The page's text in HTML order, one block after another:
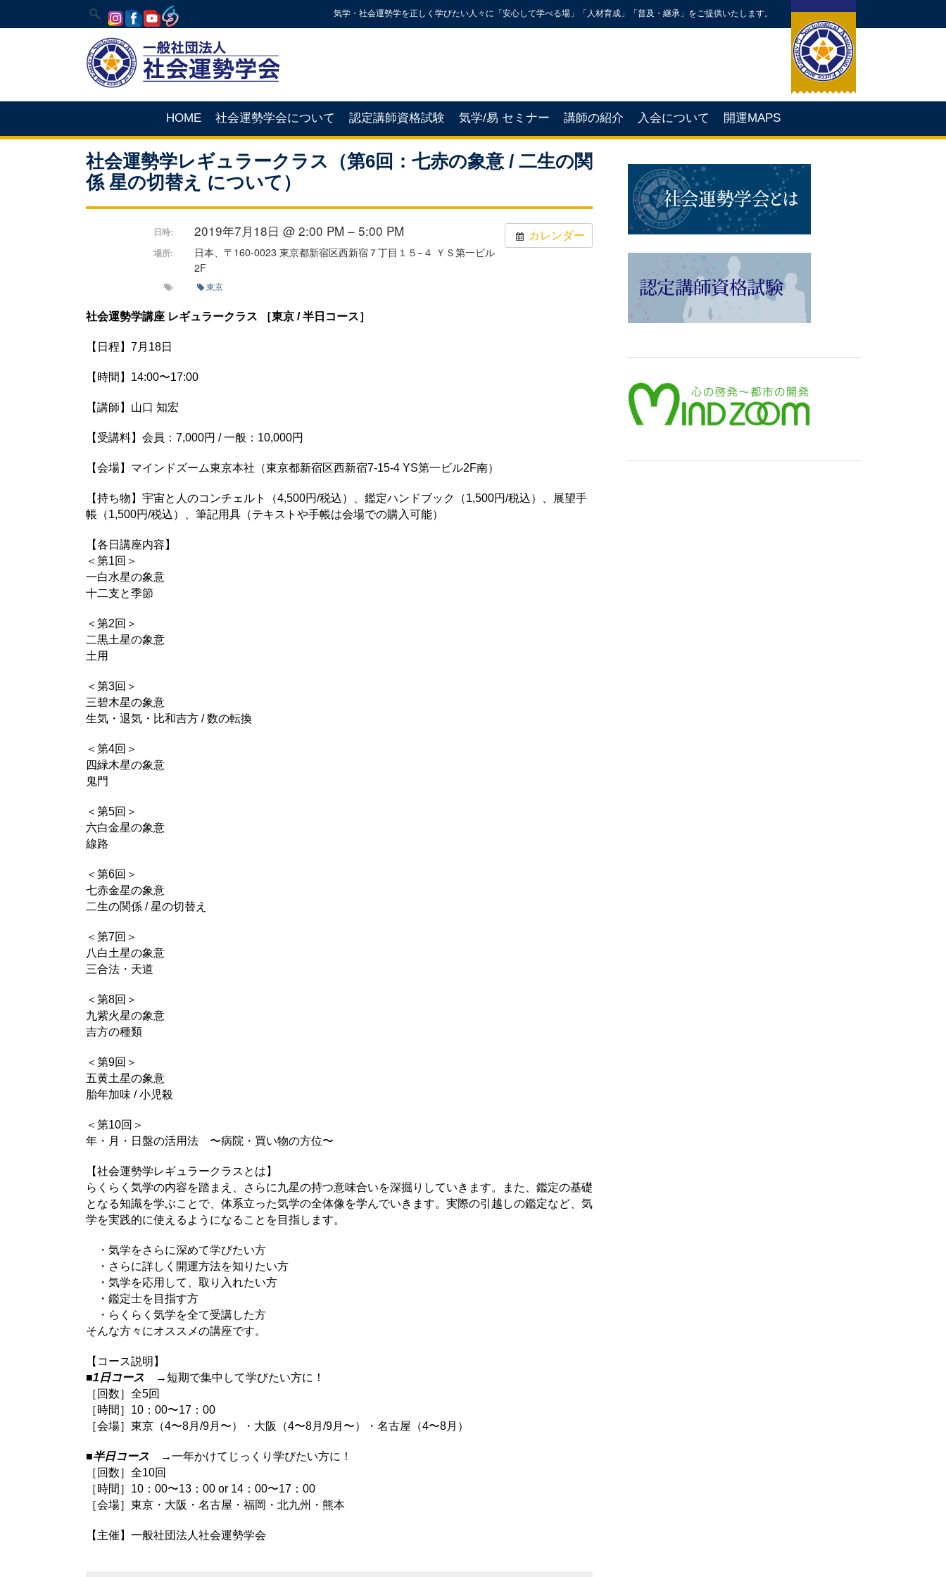
気学・社会運勢学を正しく学びたい人々に「安心して学べる場」「人材育成」「普及・継承」をご提供いたします。
HOME 社会運勢学会について 認定講師資格試験 気学/易 セミナー 講師の紹介 入会について 開運MAPS
社会運勢学レギュラークラス（第6回：七赤の象意 / 二生の関
係 星の切替え について）
カレンダー
日時: 2019年7月18日 @ 2:00 PM – 5:00 PM
場所:
日本、〒160-0023 東京都新宿区西新宿７丁目１５−４ ＹＳ第一ビル
2F
東京
社会運勢学講座 レギュラークラス ［東京 / 半日コース］
【日程】7月18日
【時間】14:00〜17:00
【講師】山口 知宏
【受講料】会員：7,000円 / 一般：10,000円
【会場】マインドズーム東京本社（東京都新宿区西新宿7-15-4 YS第一ビル2F南）
【持ち物】宇宙と人のコンチェルト（4,500円/税込）、鑑定ハンドブック（1,500円/税込）、展望手
帳（1,500円/税込）、筆記用具（テキストや手帳は会場での購入可能）
【各日講座内容】
＜第1回＞
一白水星の象意
十二支と季節
＜第2回＞
二黒土星の象意
土用
＜第3回＞
三碧木星の象意
生気・退気・比和吉方 / 数の転換
＜第4回＞
四緑木星の象意
鬼門
＜第5回＞
六白金星の象意
線路
＜第6回＞
七赤金星の象意
二生の関係 / 星の切替え
＜第7回＞
八白土星の象意
三合法・天道
＜第8回＞
九紫火星の象意
吉方の種類
＜第9回＞
五黄土星の象意
胎年加味 / 小児殺
＜第10回＞
年・月・日盤の活用法 〜病院・買い物の方位〜
【社会運勢学レギュラークラスとは】
らくらく気学の内容を踏まえ、さらに九星の持つ意味合いを深掘りしていきます。また、鑑定の基礎
となる知識を学ぶことで、体系立った気学の全体像を学んでいきます。実際の引越しの鑑定など、気
学を実践的に使えるようになることを目指します。
・気学をさらに深めて学びたい方
・さらに詳しく開運方法を知りたい方
・気学を応用して、取り入れたい方
・鑑定士を目指す方
・らくらく気学を全て受講した方
そんな方々にオススメの講座です。
【コース説明】
■1日コース →短期で集中して学びたい方に！
［回数］全5回
［時間］10：00〜17：00
［会場］東京（4〜8月/9月〜）・大阪（4〜8月/9月〜）・名古屋（4〜8月）
■半日コース →一年かけてじっくり学びたい方に！
［回数］全10回
［時間］10：00〜13：00 or 14：00〜17：00
［会場］東京・大阪・名古屋・福岡・北九州・熊本
【主催】一般社団法人社会運勢学会